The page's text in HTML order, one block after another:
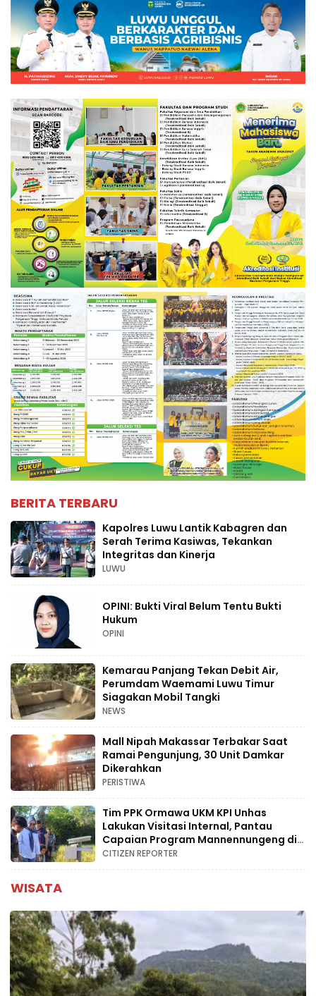
BERITA TERBARU
Kapolres Luwu Lantik Kabagren dan
Serah Terima Kasiwas, Tekankan
Integritas dan Kinerja
LUWU
OPINI: Bukti Viral Belum Tentu Bukti
Hukum
OPINI
Kemarau Panjang Tekan Debit Air,
Perumdam Waemami Luwu Timur
Siagakan Mobil Tangki
NEWS
Mall Nipah Makassar Terbakar Saat
Ramai Pengunjung, 30 Unit Damkar
Dikerahkan
PERISTIWA
Tim PPK Ormawa UKM KPI Unhas
Lakukan Visitasi Internal, Pantau
Capaian Program Mannennungeng di
Bone
CITIZEN REPORTER
WISATA